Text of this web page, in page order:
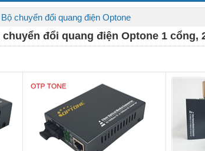
Bộ chuyển đổi quang điện Optone
đổi quang điện Optone 1 cổng,